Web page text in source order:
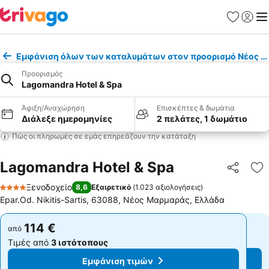
Εμφάνιση όλων των καταλυμάτων στον προορισμό Νέος
Προορισμός
Lagomandra Hotel & Spa
Άφιξη/Αναχώρηση
Διάλεξε ημερομηνίες
Επισκέπτες & δωμάτια
2 πελάτες, 1 δωμάτιο
Πώς οι πληρωμές σε εμάς επηρεάζουν την κατάταξη
Lagomandra Hotel & Spa
4 Αστέρια
Ξενοδοχείο 8,6 Εξαιρετικό (1.023 αξιολογήσεις)
Epar.Od. Nikitis-Sartis, 63088, Νέος Μαρμαράς, Ελλάδα
από 114 €
Τιμές από 3 ιστότοπους
Εμφάνιση τιμών
από 114 €
Τιμές από 3 ιστότοπους
Εμφάνιση τιμών